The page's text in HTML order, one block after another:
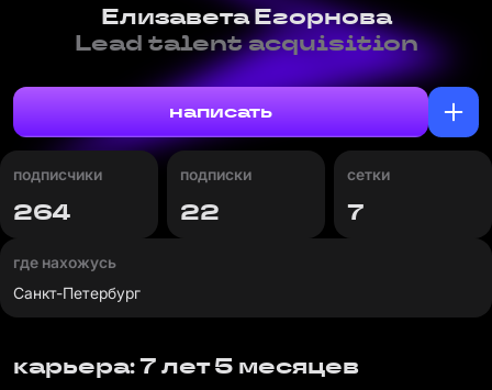
Елизавета Егорнова
Lead talent acquisition
написать
подписчики
264
подписки
22
сетки
7
где нахожусь
Санкт-Петербург
карьера: 7 лет 5 месяцев